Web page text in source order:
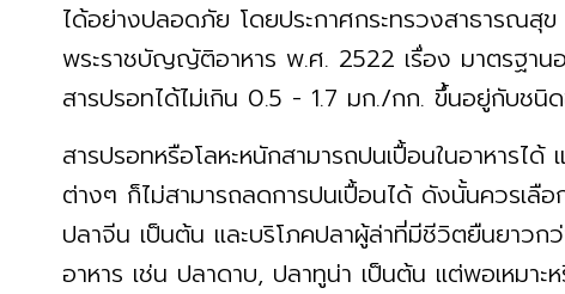
ได้อย่างปลอดภัย โดยประกาศกระทรวงสาธารณ
พระราชบัญญัติอาหาร พ.ศ. 2522 เรื่อง มาตรฐาน
สารปรอทได้ไม่เกิน 0.5 - 1.7 มก./กก. ขึ้นอยู่กับชนิ
สารปรอทหรือโลหะหนักสามารถปนเปื้อนในอาหารไ
ต่างๆ ก็ไม่สามารถลดการปนเปื้อนได้ ดังนั้นควรเ
ปลาจีน เป็นต้น และบริโภคปลาผู้ล่าที่มีชีวิตยืนยาว
อาหาร เช่น ปลาดาบ, ปลาทูน่า เป็นต้น แต่พอเหมา